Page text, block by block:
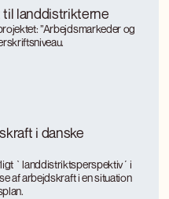
landdistrikterne
”Arbejdsmarkeder og
i danske
`landdistriktsperspektiv´ i
af arbejdskraft i en situation